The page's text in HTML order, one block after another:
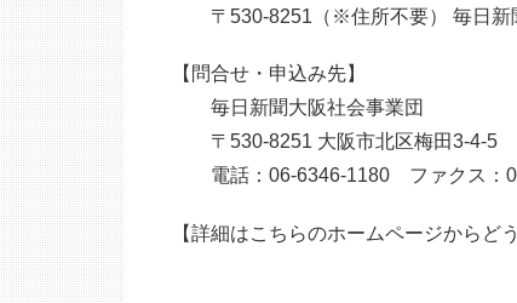
〒530-8251（※住所不要） 毎日新
【問合せ・申込み先】
毎日新聞大阪社会事業団
〒530-8251 大阪市北区梅田3-4-5
電話：06-6346-1180 ファクス：
【詳細はこちらのホームページからど